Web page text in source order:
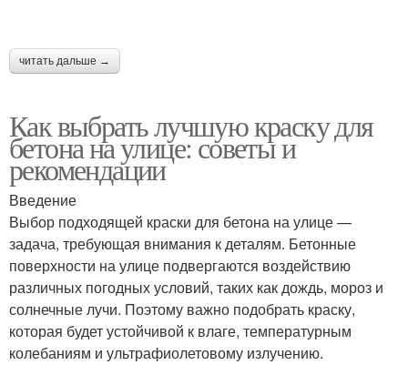
читать дальше →
Как выбрать лучшую краску для
бетона на улице: советы и
рекомендации
Введение
Выбор подходящей краски для бетона на улице —
задача, требующая внимания к деталям. Бетонные
поверхности на улице подвергаются воздействию
различных погодных условий, таких как дождь, мороз и
солнечные лучи. Поэтому важно подобрать краску,
которая будет устойчивой к влаге, температурным
колебаниям и ультрафиолетовому излучению.